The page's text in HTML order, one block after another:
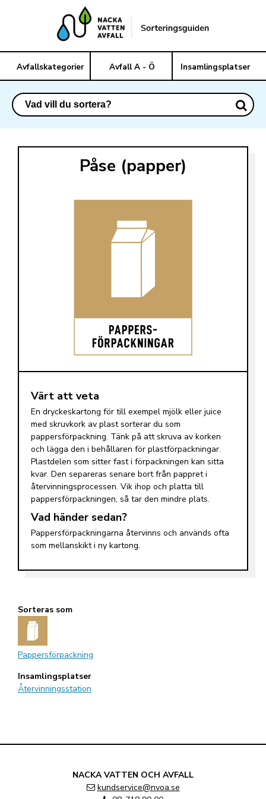
Avfallskategorier Avfall A - Ö Insamlingsplatser
Påse (papper)
Värt att veta
En dryckeskartong för till exempel mjölk eller juice
med skruvkork av plast sorterar du som
pappersförpackning. Tänk på att skruva av korken
och lägga den i behållaren för plastförpackningar.
Plastdelen som sitter fast i förpackningen kan sitta
kvar. Den separeras senare bort från pappret i
återvinningsprocessen. Vik ihop och platta till
pappersförpackningen, så tar den mindre plats.
Vad händer sedan?
Pappersförpackningarna återvinns och används ofta
som mellanskikt i ny kartong.
Sorteras som
Pappersförpackning
Insamlingsplatser
Återvinningsstation
NACKA VATTEN OCH AVFALL
kundservice@nvoa.se